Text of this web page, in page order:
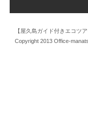
【屋久島ガイド付きエコツ
Copyright 2013 Office-